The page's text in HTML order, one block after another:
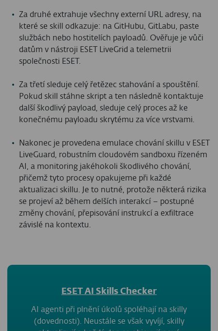
Za druhé extrahuje všechny externí URL adresy, na
které se skill odkazuje: na GitHubu, GitLabu, paste
službách nebo hostitelích payloadů. Ověřuje je vůči
datům v nástroji ESET LiveGrid a telemetrii
společnosti ESET.
Za třetí sleduje celý řetězec stahování a spouštění.
Pokud skill stáhne skript a ten následně kontaktuje
další škodlivý payload, sleduje celý proces až ke
konečnému payloadu skrytému za více vrstvami.
Nakonec je provedena emulace chování skillu v ESET
LiveGuard, robustním cloudovém sandboxu řízeném
AI, a monitoring jakéhokoli škodlivého chování,
přičemž tyto procesy opakujeme při každé
aktualizaci skillu. Je to nutné, protože některá rizika
se projeví až během delších interakcí – postupné
změny chování, přepisování instrukcí a exfiltrace
závislé na kontextu.
ESET AI Skills Checker
AI agenti při plnění úkolů spoléhají na skilly
(dovednosti). Neustále se však vyvíjí, skilly